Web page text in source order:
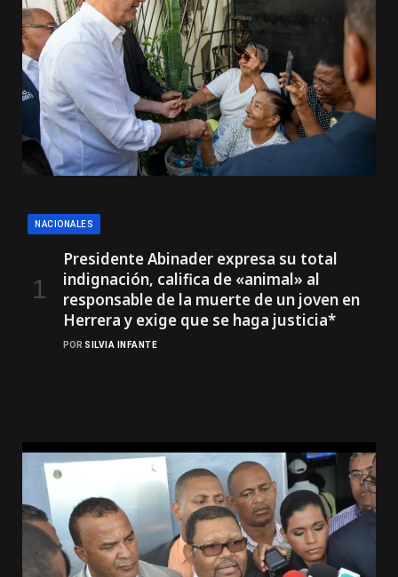
NACIONALES
Presidente Abinader expresa su total
indignación, califica de «animal» al
responsable de la muerte de un joven en
Herrera y exige que se haga justicia*
POR SILVIA INFANTE